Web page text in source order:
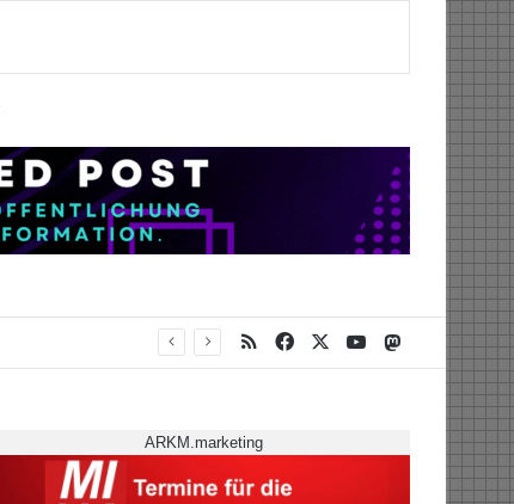
RSS Facebook YouTubeMastodon
ARKM.marketing